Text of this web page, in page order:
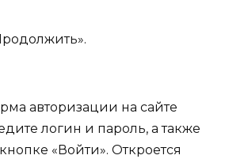
авторизации на сайте
логин и пароль, а также
«Войти». Откроется